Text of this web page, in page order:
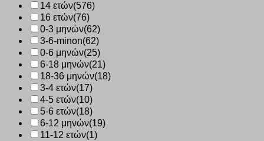
14 ετών(576)
16 ετών(76)
0-3 μηνών(62)
3-6-minon(62)
0-6 μηνών(25)
6-18 μηνών(21)
18-36 μηνών(18)
3-4 ετών(17)
4-5 ετών(10)
5-6 ετών(18)
6-12 μηνών(19)
11-12 ετών(1)